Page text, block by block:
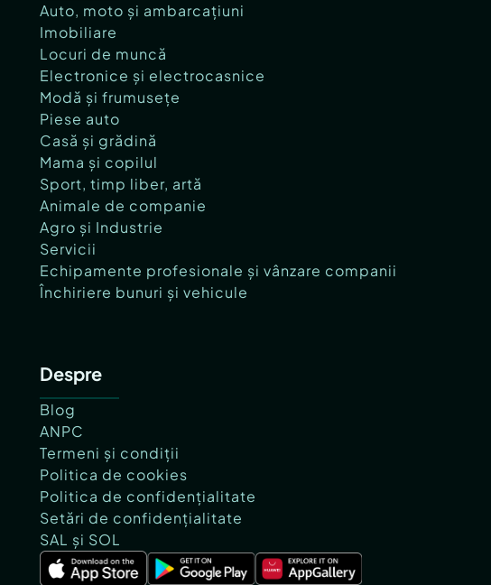
Auto, moto și ambarcațiuni
Imobiliare
Locuri de muncă
Electronice și electrocasnice
Modă și frumusețe
Piese auto
Casă și grădină
Mama și copilul
Sport, timp liber, artă
Animale de companie
Agro și Industrie
Servicii
Echipamente profesionale și vânzare companii
Închiriere bunuri și vehicule
Despre
Blog
ANPC
Termeni și condiții
Politica de cookies
Politica de confidențialitate
Setări de confidențialitate
SAL și SOL